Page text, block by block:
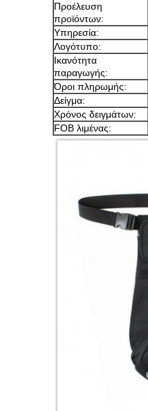
Προέλευση
προϊόντων:
Υπηρεσία:
Λογότυπο:
Ικανότητα
παραγωγής:
Όροι πληρωμής:
Δείγμα:
Χρόνος δειγμάτων:
FOB λιμένας: